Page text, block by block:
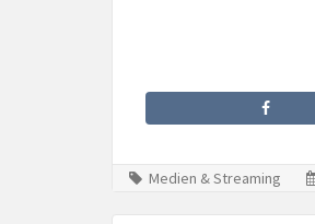
Medien & Streaming